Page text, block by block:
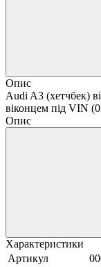
Опис
Audi A3 (хетчбек)
віконцем під VIN
Опис
Характеристики
Артикул